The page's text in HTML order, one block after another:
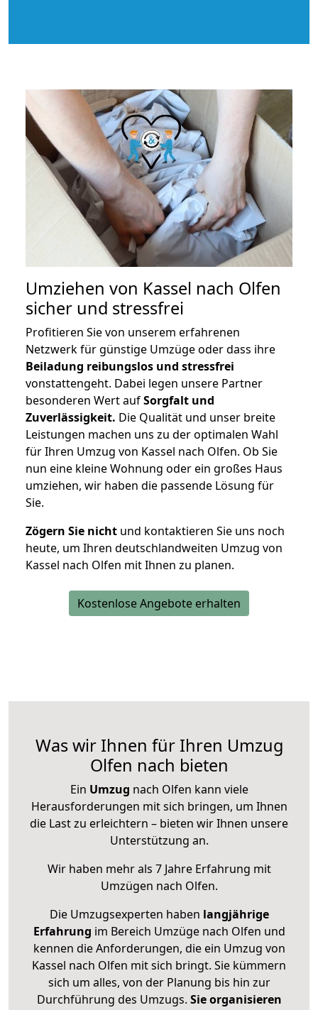
Umziehen von Kassel nach Olfen
sicher und stressfrei
Profitieren Sie von unserem erfahrenen
Netzwerk für günstige Umzüge oder dass ihre
Beiladung reibungslos und stressfrei
vonstattengeht. Dabei legen unsere Partner
besonderen Wert aufSorgfalt und
Zuverlässigkeit. Die Qualität und unser breite
Leistungen machen uns zu der optimalen Wahl
für Ihren Umzug von Kassel nach Olfen. Ob Sie
nun eine kleine Wohnung oder ein großes Haus
umziehen, wir haben die passende Lösung für
Sie.
Zögern Sie nicht und kontaktieren Sie uns noch
heute, um Ihren deutschlandweiten Umzug von
Kassel nach Olfen mit Ihnen zu planen.
Kostenlose Angebote erhalten
Was wir Ihnen für Ihren Umzug
Olfen nach bieten
Ein Umzug nach Olfen kann viele
Herausforderungen mit sich bringen, um Ihnen
die Last zu erleichtern – bieten wir Ihnen unsere
Unterstützung an.
Wir haben mehr als 7 Jahre Erfahrung mit
Umzügen nach Olfen.
Die Umzugsexperten haben langjährige
Erfahrung im Bereich Umzüge nach Olfen und
kennen die Anforderungen, die ein Umzug von
Kassel nach Olfen mit sich bringt. Sie kümmern
sich um alles, von der Planung bis hin zur
Durchführung des Umzugs. Sie organisieren